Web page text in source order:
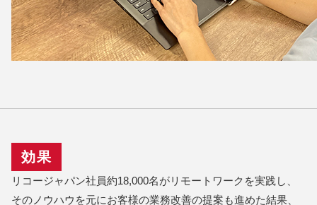
効果
リコージャパン社員約18,000名がリモートワークを実践し、
そのノウハウを元にお客様の業務改善の提案も進めた結果、